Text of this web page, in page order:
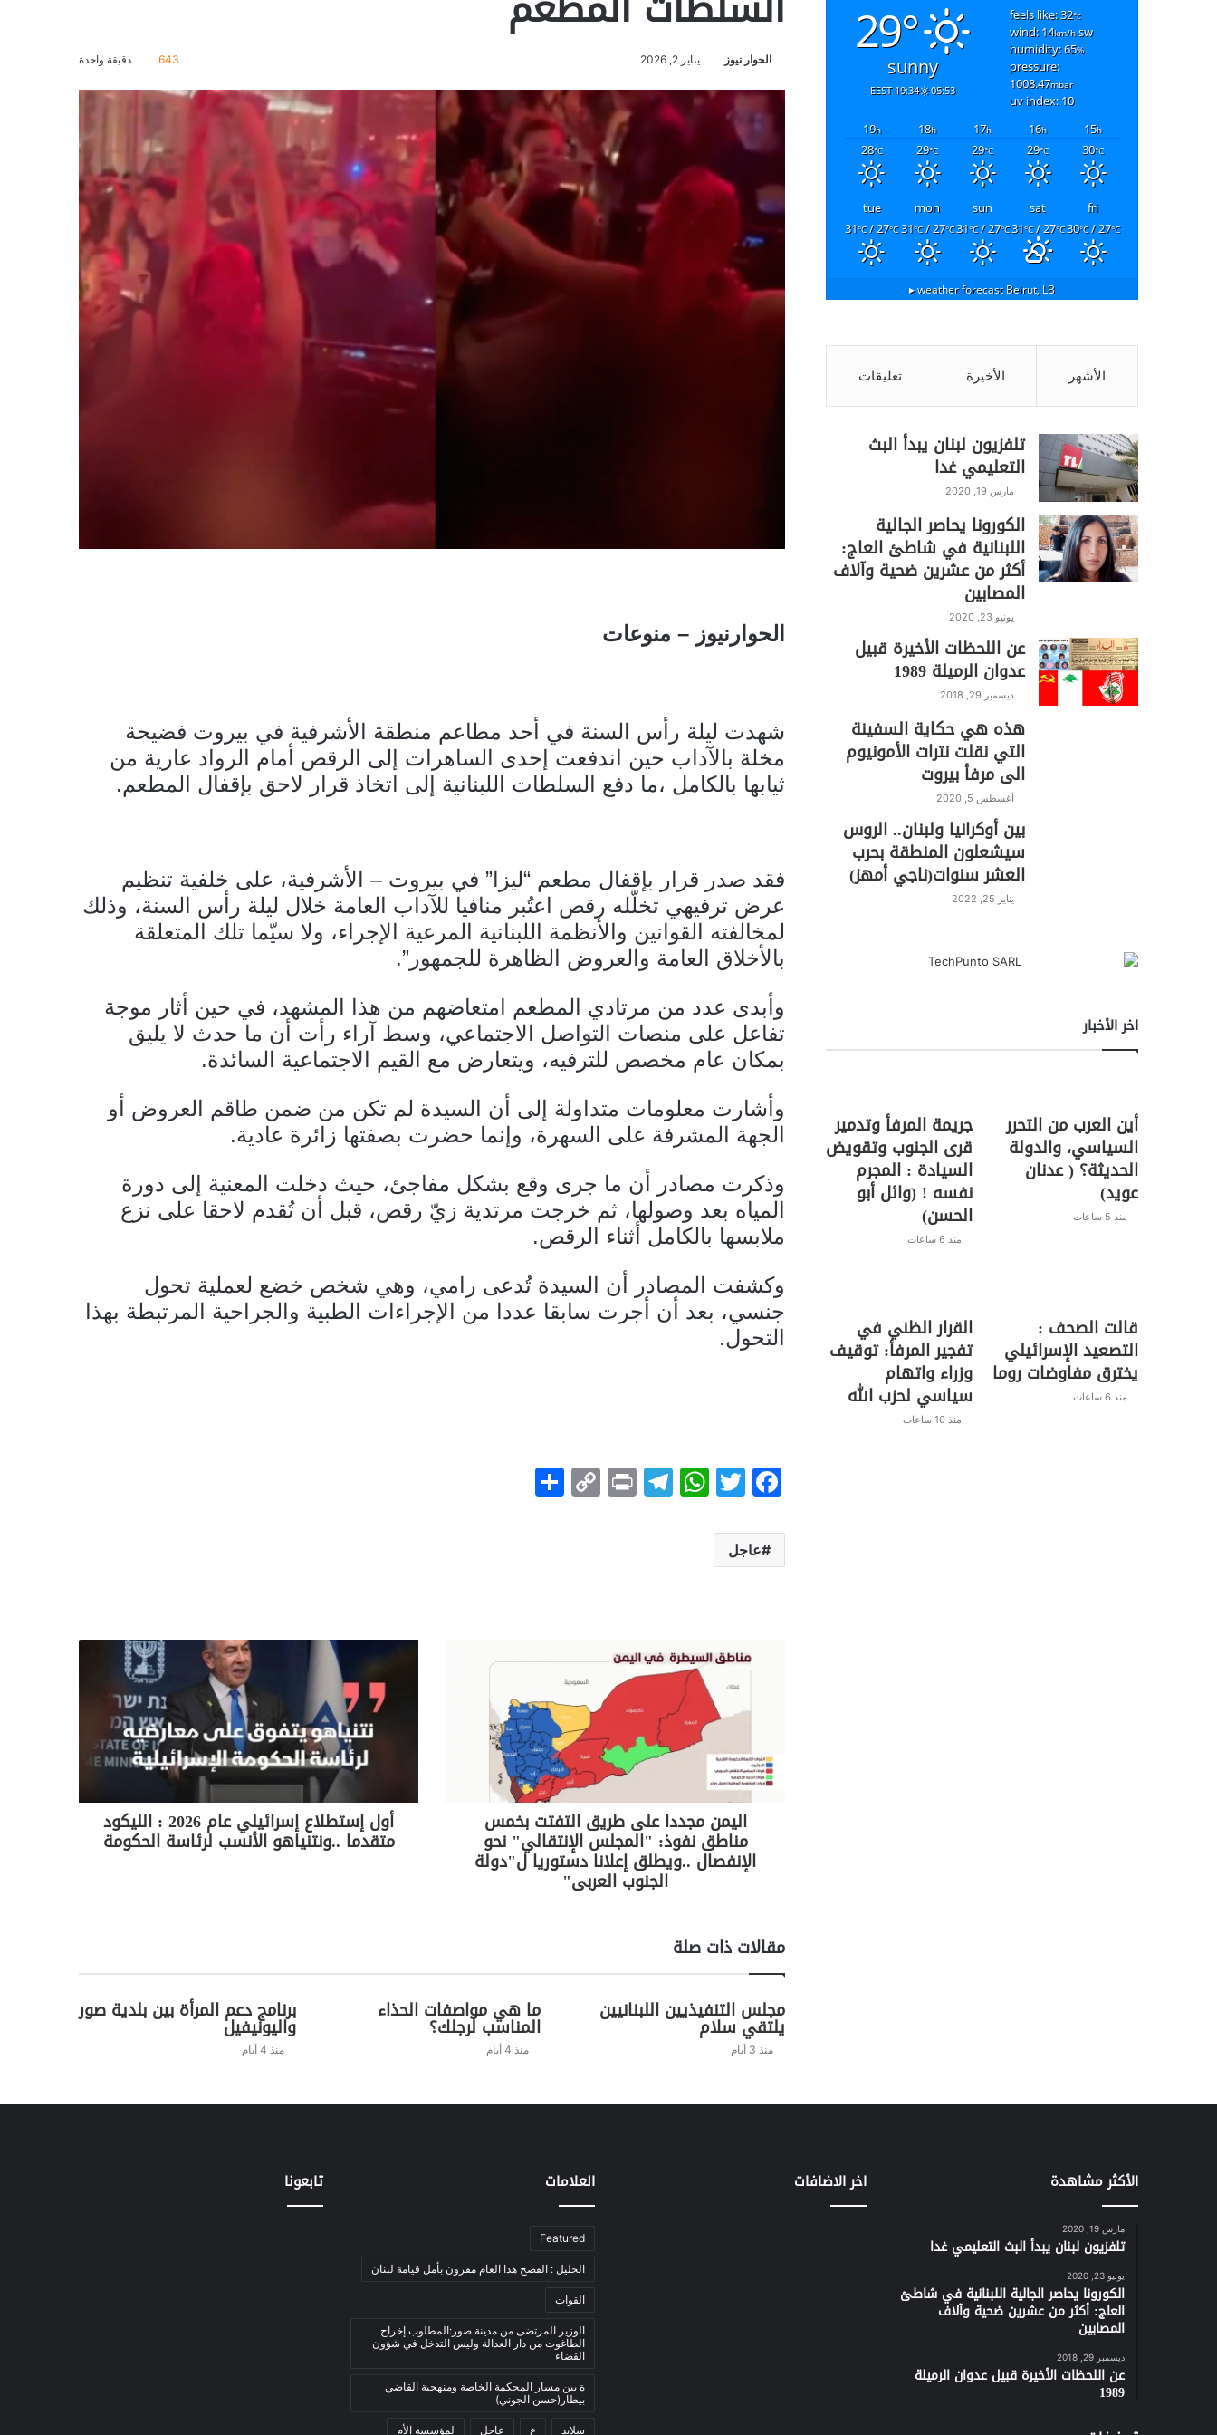
الحوار نيوز يناير 2, 2026 643 دقيقة واحدة
الحوارنيوز – منوعات
شهدت ليلة رأس السنة في أحد مطاعم منطقة الأشرفية في بيروت فضيحة
مخلة بالآداب حين اندفعت إحدى الساهرات إلى الرقص أمام الرواد عارية من
ثيابها بالكامل ،ما دفع السلطات اللبنانية إلى اتخاذ قرار لاحق بإقفال المطعم.
فقد صدر قرار بإقفال مطعم “ليزا” في بيروت – الأشرفية، على خلفية تنظيم
عرض ترفيهي تخلّله رقص اعتُبر منافيا للآداب العامة خلال ليلة رأس السنة، وذلك
لمخالفته القوانين والأنظمة اللبنانية المرعية الإجراء، ولا سيّما تلك المتعلقة
بالأخلاق العامة والعروض الظاهرة للجمهور”.
وأبدى عدد من مرتادي المطعم امتعاضهم من هذا المشهد، في حين أثار موجة
تفاعل على منصات التواصل الاجتماعي، وسط آراء رأت أن ما حدث لا يليق
بمكان عام مخصص للترفيه، ويتعارض مع القيم الاجتماعية السائدة.
وأشارت معلومات متداولة إلى أن السيدة لم تكن من ضمن طاقم العروض أو
الجهة المشرفة على السهرة، وإنما حضرت بصفتها زائرة عادية.
وذكرت مصادر أن ما جرى وقع بشكل مفاجئ، حيث دخلت المعنية إلى دورة
المياه بعد وصولها، ثم خرجت مرتدية زيّ رقص، قبل أن تُقدم لاحقا على نزع
ملابسها بالكامل أثناء الرقص.
وكشفت المصادر أن السيدة تُدعى رامي، وهي شخص خضع لعملية تحول
جنسي، بعد أن أجرت سابقا عددا من الإجراءات الطبية والجراحية المرتبطة بهذا
التحول.
F
c
e
o
k
T
itt
er
W
p
T
Pr
C
k
عاجل
اليمن مجددا على طريق التفتت بخمس
مناطق نفوذ: "المجلس الإنتقالي" نحو
الإنفصال ..ويطلق إعلانا دستوريا ل"دولة
الجنوب العربي"
أول إستطلاع إسرائيلي عام 2026 : الليكود
متقدما ..ونتنياهو الأنسب لرئاسة الحكومة
مقالات ذات صلة
مجلس التنفيذيين اللبنانيين
يلتقي سلام
منذ 3 أيام
ما هي مواصفات الحذاء
المناسب لرجلك؟
منذ 4 أيام
برنامج دعم المرأة بين بلدية صور
واليونيفيل
منذ 4 أيام
29°
sunny
05:53
19:34 EEST
feels like: 32°c
wind: 14km/hsw
humidity: 65%
pressure:
1008.47mbar
uv index: 10
15h
16h
17h
18h
19h
30°C
29°C
29°C
29°C
28°C
fri
sat
sun
mon
tue
30°C/ 27°C
31°C/ 27°C
31°C/ 27°C
31°C/ 27°C
31°C/ 27°C
Beirut, LB
weather forecast ▸
الأشهر الأخيرة تعليقات
تلفزيون لبنان يبدأ البث
التعليمي غدا
مارس 19, 2020
الكورونا يحاصر الجالية
اللبنانية في شاطئ العاج:
أكثر من عشرين ضحية وآلاف
المصابين
يونيو 23, 2020
عن اللحظات الأخيرة قبيل
عدوان الرميلة 1989
ديسمبر 29, 2018
هذه هي حكاية السفينة
التي نقلت نترات الأمونيوم
الى مرفأ بيروت
أغسطس 5, 2020
بين أوكرانيا ولبنان.. الروس
سيشعلون المنطقة بحرب
العشر سنوات(ناجي أمهز)
يناير 25, 2022
اخر الأخبار
أين العرب من التحرر
السياسي، والدولة
الحديثة؟ ( عدنان
عويد)
منذ 5 ساعات
جريمة المرفأ وتدمير
قرى الجنوب وتقويض
السيادة : المجرم
نفسه ! (وائل أبو
الحسن)
منذ 6 ساعات
قالت الصحف :
التصعيد الإسرائيلي
يخترق مفاوضات روما
منذ 6 ساعات
القرار الظني في
تفجير المرفأ: توقيف
وزراء واتهام
سياسي لحزب الله
منذ 10 ساعات
الأكثر مشاهدة
مارس 19, 2020
تلفزيون لبنان يبدأ البث التعليمي غدا
يونيو 23, 2020
الكورونا يحاصر الجالية اللبنانية في شاطئ
العاج: أكثر من عشرين ضحية وآلاف
المصابين
ديسمبر 29, 2018
عن اللحظات الأخيرة قبيل عدوان الرميلة
1989
اخر الاضافات العلامات
Featured
الخليل : الفصح هذا العام مقرون بأمل قيامة لبنان
القوات
الوزير المرتضى من مدينة صور:المطلوب إخراج
الطاغوت من دار العدالة وليس التدخل في شؤون
القضاء
ة بين مسار المحكمة الخاصة ومنهجية القاضي
بيطار(حسن الجوني)
سلايد ع عاجل لمؤسسة الأم
تابعونا